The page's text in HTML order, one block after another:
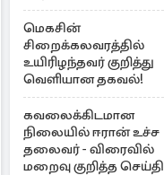
அறிவிப்பு
மெகசின்
சிறைக்கலவரத்தில்
உயிரிழந்தவர் குறித்து
வெளியான தகவல்!
கவலைக்கிடமான
நிலையில் ஈரான் உச்ச
தலைவர் - விரைவில்
மறைவு குறித்த செய்தி